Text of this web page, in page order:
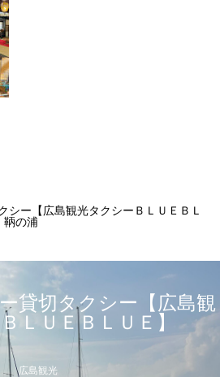
シー【広島観光タクシーＢＬＵＥＢＬ
鞆の浦
貸切タクシー【広島観
ＬＵＥＢＬＵＥ】
広島観光